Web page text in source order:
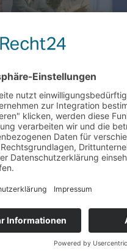
Bauherren, was
und
gründlich prüfen lassen
jedes Eigenheims steht die
Mit ihr lassen sich
Baufirmen vergleichen.